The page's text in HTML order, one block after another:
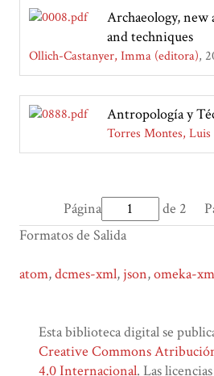
Archaeology, new
and techniques
Ollich-Castanyer, Imma (editora)
Antropología y
Torres Montes,
Página de 2
Formatos de Salida
atom,dcmes-xml, json,omeka-
Esta biblioteca digital se
Creative Commons
4.0 Internacional. Las